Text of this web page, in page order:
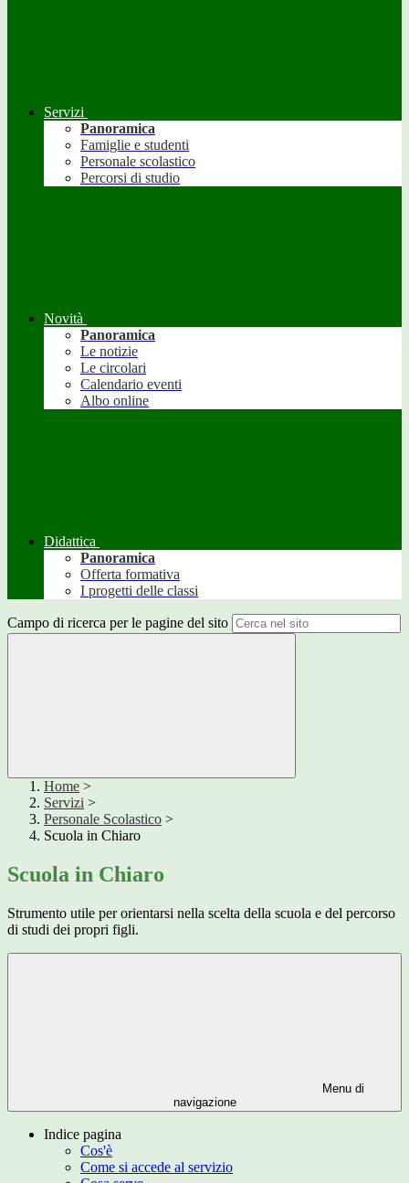
Servizi
Panoramica
Famiglie e studenti
Personale scolastico
Percorsi di studio
Novità
Panoramica
Le notizie
Le circolari
Calendario eventi
Albo online
Didattica
Panoramica
Offerta formativa
I progetti delle classi
Campo di ricerca per le pagine del sito
Home >
Servizi >
Personale Scolastico >
Scuola in Chiaro
Scuola in Chiaro
Strumento utile per orientarsi nella scelta della scuola e del percorso
di studi dei propri figli.
Menu di
navigazione
Indice pagina
Cos'è
Come si accede al servizio